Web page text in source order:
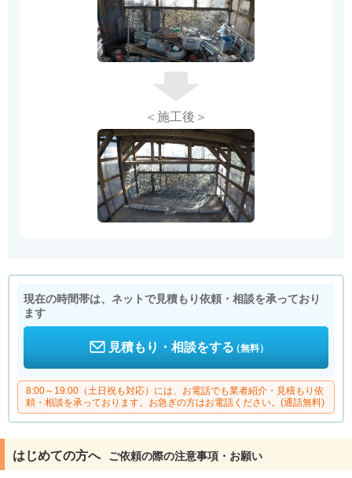
＜施工後＞
現在の時間帯は、ネットで見積もり依頼・相談を承っており
ます
見積もり・相談をする（無料）
8:00～19:00（土日祝も対応）には、お電話でも業者紹介・見積もり依
頼・相談を承っております。お急ぎの方はお電話ください。(通話無料)
はじめての方へ ご依頼の際の注意事項・お願い